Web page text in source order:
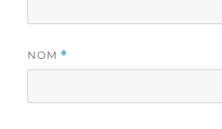
NOM *